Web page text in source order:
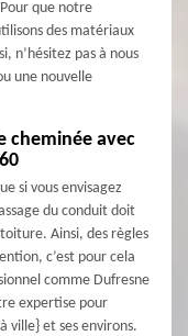
que notre
des matériaux
n’hésitez pas à nous
une nouvelle
cheminée avec
si vous envisagez
du conduit doit
Ainsi, des règles
c’est pour cela
comme Dufresne
expertise pour
ville} et ses environs.